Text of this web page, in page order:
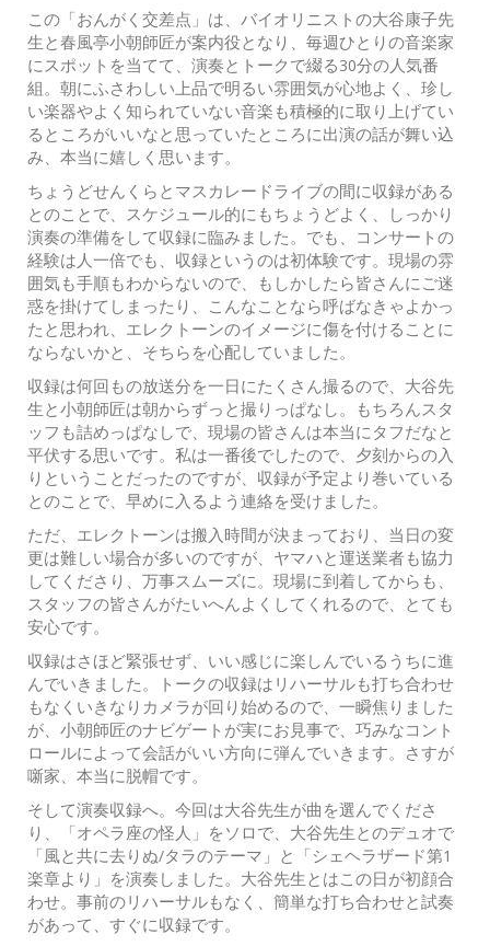
この「おんがく交差点」は、バイオリニストの大谷康子先
生と春風亭小朝師匠が案内役となり、毎週ひとりの音楽家
にスポットを当てて、演奏とトークで綴る30分の人気番
組。朝にふさわしい上品で明るい雰囲気が心地よく、珍し
い楽器やよく知られていない音楽も積極的に取り上げてい
るところがいいなと思っていたところに出演の話が舞い込
み、本当に嬉しく思います。
ちょうどせんくらとマスカレードライブの間に収録がある
とのことで、スケジュール的にもちょうどよく、しっかり
演奏の準備をして収録に臨みました。でも、コンサートの
経験は人一倍でも、収録というのは初体験です。現場の雰
囲気も手順もわからないので、もしかしたら皆さんにご迷
惑を掛けてしまったり、こんなことなら呼ばなきゃよかっ
たと思われ、エレクトーンのイメージに傷を付けることに
ならないかと、そちらを心配していました。
収録は何回もの放送分を一日にたくさん撮るので、大谷先
生と小朝師匠は朝からずっと撮りっぱなし。もちろんスタ
ッフも詰めっぱなしで、現場の皆さんは本当にタフだなと
平伏する思いです。私は一番後でしたので、夕刻からの入
りということだったのですが、収録が予定より巻いている
とのことで、早めに入るよう連絡を受けました。
ただ、エレクトーンは搬入時間が決まっており、当日の変
更は難しい場合が多いのですが、ヤマハと運送業者も協力
してくださり、万事スムーズに。現場に到着してからも、
スタッフの皆さんがたいへんよくしてくれるので、とても
安心です。
収録はさほど緊張せず、いい感じに楽しんでいるうちに進
んでいきました。トークの収録はリハーサルも打ち合わせ
もなくいきなりカメラが回り始めるので、一瞬焦りました
が、小朝師匠のナビゲートが実にお見事で、巧みなコント
ロールによって会話がいい方向に弾んでいきます。さすが
噺家、本当に脱帽です。
そして演奏収録へ。今回は大谷先生が曲を選んでくださ
り、「オペラ座の怪人」をソロで、大谷先生とのデュオで
「風と共に去りぬ/タラのテーマ」と「シェヘラザード第1
楽章より」を演奏しました。大谷先生とはこの日が初顔合
わせ。事前のリハーサルもなく、簡単な打ち合わせと試奏
があって、すぐに収録です。